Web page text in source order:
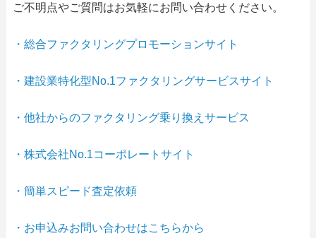
ご不明点やご質問はお気軽にお問い合わせください。
・総合ファクタリングプロモーションサイト
・建設業特化型No.1ファクタリングサービスサイト
・他社からのファクタリング乗り換えサービス
・株式会社No.1コーポレートサイト
・簡単スピード査定依頼
・お申込みお問い合わせはこちらから